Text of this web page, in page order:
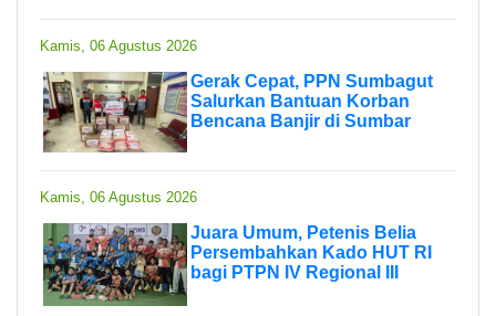
Kamis, 06 Agustus 2026
Gerak Cepat, PPN Sumbagut
Salurkan Bantuan Korban
Bencana Banjir di Sumbar
Kamis, 06 Agustus 2026
Juara Umum, Petenis Belia
Persembahkan Kado HUT RI
bagi PTPN IV Regional III